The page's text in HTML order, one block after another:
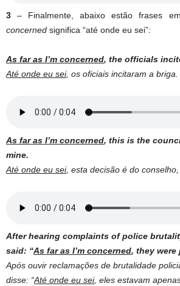
3 – Finalmente, abaixo estão frases
concerned significa “até onde eu sei”:
As far as I’m concerned, the officials
Até onde eu sei, os oficiais incitaram a briga.
As far as I’m concerned, this is the
mine.
Até onde eu sei, esta decisão é do conselho,
After hearing complaints of police
said: “As far as I’m concerned, they
Após ouvir reclamações de brutalidade
disse: “Até onde eu sei, eles estavam